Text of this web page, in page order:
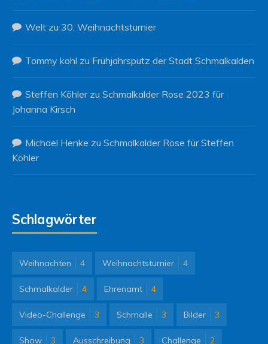
Welt zu 30. Weihnachtsturnier
Tommy kohl zu Frühjahrsputz der Stadt Schmalkalden
Steffen Köhlerzu Schmalkalder Rose 2023 für
Johanna Kirsch
Michael Henke zu Schmalkalder Rose für Steffen
Köhler
Schlagwörter
Weihnachten 4 Weihnachtsturnier 4
Schmalkalder 4 Ehrenamt 4
Video-Challenge 3 Schmalle 3 Bilder 3
Show 3 Ausschreibung 3 Challenge 2